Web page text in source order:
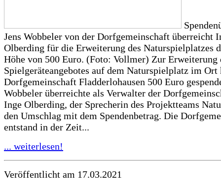
Jens Wobbeler von der Dorfgemeinschaft überreicht
Olberding für die Erweiterung des Naturspielplatzes
Höhe von 500 Euro. (Foto: Vollmer) Zur Erweiterung
Spielgeräteangebotes auf dem Naturspielplatz im Ort
Dorfgemeinschaft Fladderlohausen 500 Euro
Wobbeler überreichte als Verwalter der
Inge Olberding, der Sprecherin des Projektteams
den Umschlag mit dem Spendenbetrag. Die
entstand in der Zeit...
... weiterlesen!
Veröffentlicht am 17.03.2021